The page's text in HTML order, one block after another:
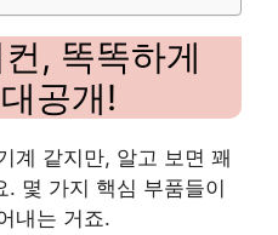
, 똑똑하게
공개!
계 같지만, 알고 보면 꽤
. 몇 가지 핵심 부품들이
내는 거죠.